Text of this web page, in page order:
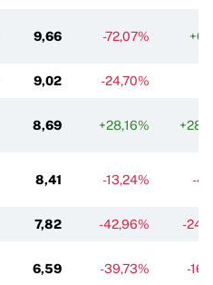
9,66 -72,07%
9,02 -24,70%
8,69 +28,16%
8,41 -13,24% -
7,82 -42,96% -
6,59 -39,73% -